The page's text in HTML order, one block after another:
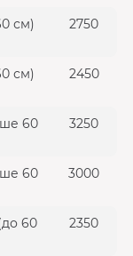
см)
2750
см)
2450
60
3250
60
3000
60
2350